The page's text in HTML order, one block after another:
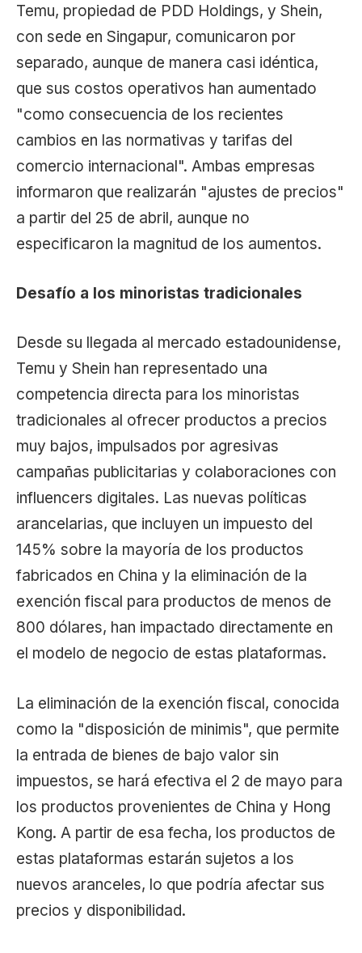
Temu, propiedad de PDD Holdings, y Shein,
con sede en Singapur, comunicaron por
separado, aunque de manera casi idéntica,
que sus costos operativos han aumentado
"como consecuencia de los recientes
cambios en las normativas y tarifas del
comercio internacional". Ambas empresas
informaron que realizarán "ajustes de precios"
a partir del 25 de abril, aunque no
especificaron la magnitud de los aumentos.
Desafío a los minoristas tradicionales
Desde su llegada al mercado estadounidense,
Temu y Shein han representado una
competencia directa para los minoristas
tradicionales al ofrecer productos a precios
muy bajos, impulsados por agresivas
campañas publicitarias y colaboraciones con
influencers digitales. Las nuevas políticas
arancelarias, que incluyen un impuesto del
145% sobre la mayoría de los productos
fabricados en China y la eliminación de la
exención fiscal para productos de menos de
800 dólares, han impactado directamente en
el modelo de negocio de estas plataformas.
La eliminación de la exención fiscal, conocida
como la "disposición de minimis", que permite
la entrada de bienes de bajo valor sin
impuestos, se hará efectiva el 2 de mayo para
los productos provenientes de China y Hong
Kong. A partir de esa fecha, los productos de
estas plataformas estarán sujetos a los
nuevos aranceles, lo que podría afectar sus
precios y disponibilidad.